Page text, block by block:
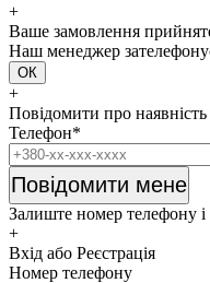
+
Ваше замовлення
Наш менеджер
ОК
+
Повідомити про наявність
Телефон*
Повідомити мене
Залиште номер телефону
+
Вхід або Реєстрація
Номер телефону